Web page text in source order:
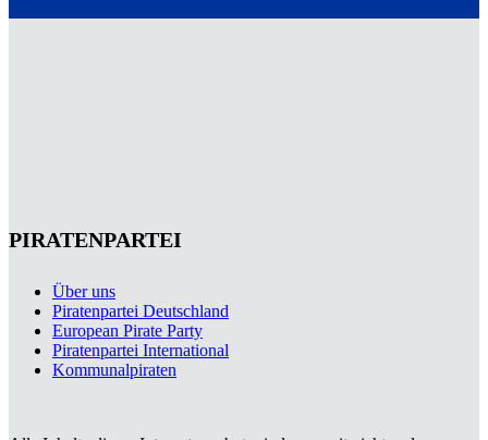
PIRATENPARTEI
Über uns
Piratenpartei Deutschland
European Pirate Party
Piratenpartei International
Kommunalpiraten